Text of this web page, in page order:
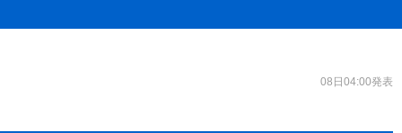
08日04:00発表